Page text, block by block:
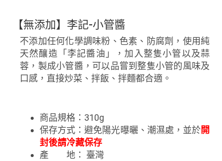
【無添加】李記-小管醬
不添加任何化學調味粉、色素、防腐劑，使用純
天然釀造「李記醬油」，加入整隻小管以及蒜
蓉，製成小管醬，可以品嘗到整隻小管的風味及
口感，直接炒菜、拌飯、拌麵都合適。
商品規格：310g
保存方式：避免陽光曝曬、潮濕處，並於開
封後請冷藏保存
產 地： 臺灣